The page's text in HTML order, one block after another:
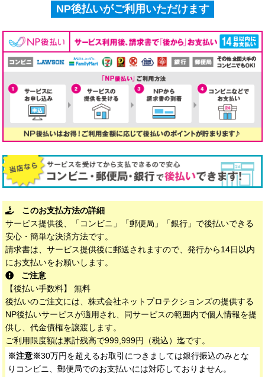
NP後払いがご利用いただけます
このお支払方法の詳細
サービス提供後、「コンビニ」「郵便局」「銀行」で後払いできる
安心・簡単な決済方法です。
請求書は、サービス提供後に郵送されますので、発行から14日以内
にお支払いをお願いします。
ご注意
【後払い手数料】 無料
後払いのご注文には、株式会社ネットプロテクションズの提供する
NP後払いサービスが適用され、同サービスの範囲内で個人情報を提
供し、代金債権を譲渡します。
ご利用限度額は累計残高で999,999円（税込）迄です。
※注意※30万円を超えるお取引につきましては銀行振込のみとな
りコンビニ、郵便局でのお支払いには対応しておりません。